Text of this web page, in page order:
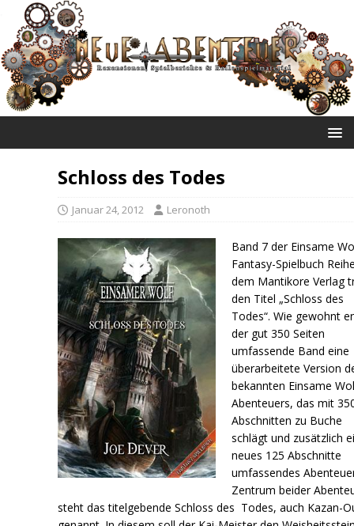
Schloss des Todes
Januar 24, 2012 Leronoth
Band 7 der Einsame
Fantasy-Spielbuch
dem Mantikore Verlag
den Titel „Schloss des
Todes“. Wie gewohnt
der gut 350 Seiten
umfassende Band eine
überarbeitete Version
bekannten Einsame
Abenteuers, das mit
Abschnitten zu Buche
schlägt und zusätzlich
neues 125 Abschnitte
umfassendes
Zentrum beider
steht das titelgebende Schloss des Todes, auch Kazan-